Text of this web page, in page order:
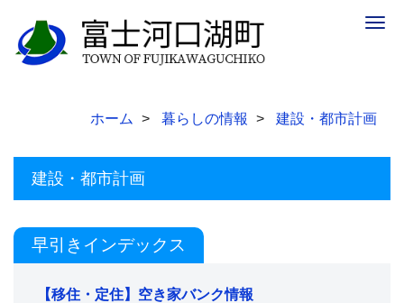
ホーム 暮らしの情報 建設・都市計画
建設・都市計画
早引きインデックス
【移住・定住】空き家バンク情報